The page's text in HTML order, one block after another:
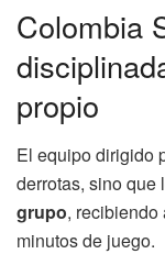
Colombia
propio
El equipo dirigido
derrotas, sino que
grupo, recibiendo
minutos de juego.